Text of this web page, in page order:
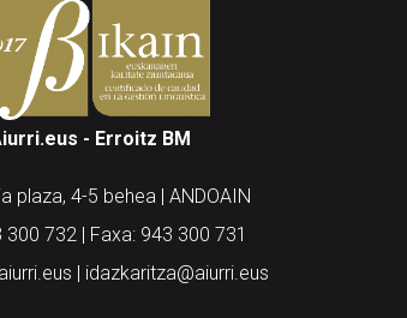
- Erroitz BM
plaza, 4-5 behea | ANDOAIN
300 732 | Faxa: 943 300 731
| idazkaritza@aiurri.eus